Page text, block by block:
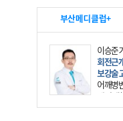
부산메디클럽+
이승준
회전근
보강술
어깨병
에 발
는 오십